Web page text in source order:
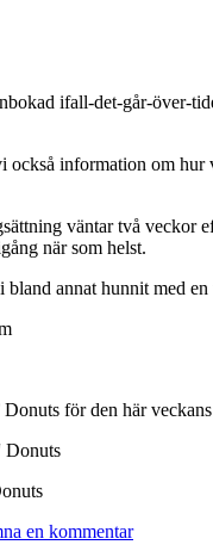
ifall-det-går-över-
information om hur
väntar två
när som helst.
bland annat hunnit med
för den här veckans
en kommentar